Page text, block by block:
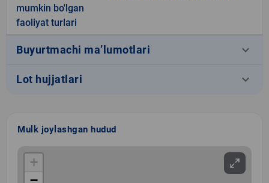
mumkin bo'lgan
faoliyat turlari
Buyurtmachi ma’lumotlari keyboard_arrow_down
Lot hujjatlari keyboard_arrow_down
Mulk joylashgan hudud
+